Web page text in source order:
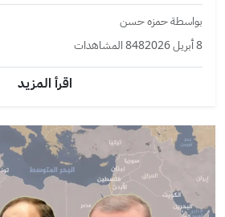
بواسطة حمزه حسن
8 أبريل 2026
848 المشاهدات
اقرأ المزيد